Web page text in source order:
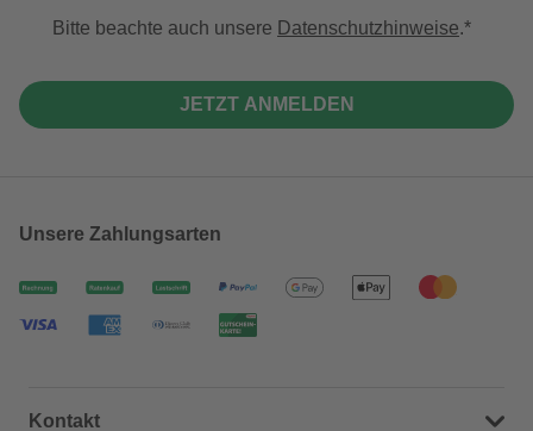
Bitte beachte auch unsere Datenschutzhinweise.
JETZT ANMELDEN
Unsere Zahlungsarten
Kontakt